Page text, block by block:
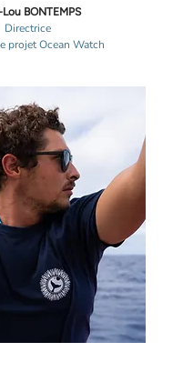
BONTEMPS
Directrice
projet Ocean Watch